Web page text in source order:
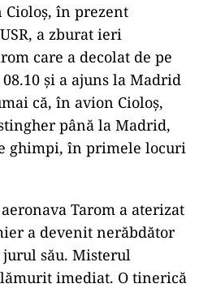
Cioloș, în prezent
a zburat ieri
care a decolat de pe
și a ajuns la Madrid
că, în avion Cioloș,
până la Madrid,
ghimpi, în primele locuri
Tarom a aterizat
a devenit nerăbdător
său. Misterul
imediat. O tinerică